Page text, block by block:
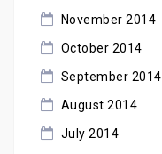
November 2014
October 2014
September 2014
August 2014
July 2014